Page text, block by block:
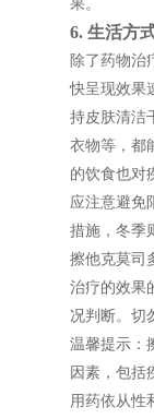
果。
6. 生活方
除了药物治
快呈现效果
持皮肤清洁
衣物等，都
的饮食也对
应注意避免
措施，冬季
擦他克莫司
治疗的效果
况判断。切
温馨提示：
因素，包括
用药依从性